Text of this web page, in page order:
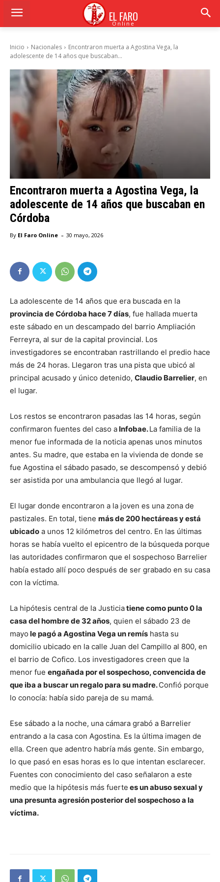
EL FARO
Online
Inicio Nacionales
Encontraron muerta a Agostina Vega, la
adolescente de 14 años que buscaban...
Encontraron muerta a Agostina Vega, la
adolescente de 14 años que buscaban en
Córdoba
By El Faro Online - 30 mayo, 2026
La adolescente de 14 años que era buscada en la
provincia de Córdoba hace 7 días, fue hallada muerta
este sábado en un descampado del barrio Ampliación
Ferreyra, al sur de la capital provincial. Los
investigadores se encontraban rastrillando el predio hace
más de 24 horas. Llegaron tras una pista que ubicó al
principal acusado y único detenido, Claudio Barrelier, en
el lugar.
Los restos se encontraron pasadas las 14 horas, según
confirmaron fuentes del caso a Infobae.La familia de la
menor fue informada de la noticia apenas unos minutos
antes. Su madre, que estaba en la vivienda de donde se
fue Agostina el sábado pasado, se descompensó y debió
ser asistida por una ambulancia que llegó al lugar.
El lugar donde encontraron a la joven es una zona de
pastizales. En total, tiene más de 200 hectáreas y está
ubicado a unos 12 kilómetros del centro. En las últimas
horas se había vuelto el epicentro de la búsqueda porque
las autoridades confirmaron que el sospechoso Barrelier
había estado allí poco después de ser grabado en su casa
con la víctima.
La hipótesis central de la Justiciatiene como punto 0 la
casa del hombre de 32 años, quien el sábado 23 de
mayo le pagó a Agostina Vega un remís hasta su
domicilio ubicado en la calle Juan del Campillo al 800, en
el barrio de Cofico. Los investigadores creen que la
menor fue engañada por el sospechoso, convencida de
que iba a buscar un regalo para su madre.Confió porque
lo conocía: había sido pareja de su mamá.
Ese sábado a la noche, una cámara grabó a Barrelier
entrando a la casa con Agostina. Es la última imagen de
ella. Creen que adentro habría más gente. Sin embargo,
lo que pasó en esas horas es lo que intentan esclarecer.
Fuentes con conocimiento del caso señalaron a este
medio que la hipótesis más fuerte es un abuso sexual y
una presunta agresión posterior del sospechoso a la
víctima.